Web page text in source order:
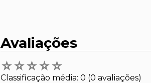
Avaliações
☆☆☆☆☆
Classificação média: 0 (0 avaliações)